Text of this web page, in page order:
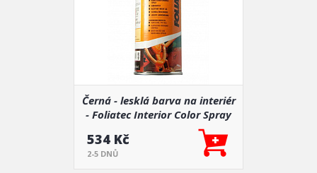
Černá - lesklá barva na interiér
- Foliatec Interior Color Spray
534 Kč
2-5 DNŮ